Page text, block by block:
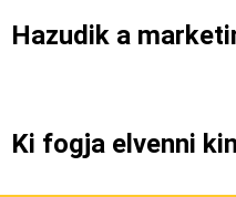
Hazudik a
Ki fogja elvenni